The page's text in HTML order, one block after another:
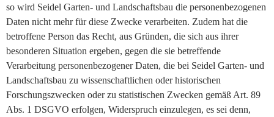
so wird Seidel Garten- und Landschaftsbau die personenbezogenen
Daten nicht mehr für diese Zwecke verarbeiten. Zudem hat die
betroffene Person das Recht, aus Gründen, die sich aus ihrer
besonderen Situation ergeben, gegen die sie betreffende
Verarbeitung personenbezogener Daten, die bei Seidel Garten- und
Landschaftsbau zu wissenschaftlichen oder historischen
Forschungszwecken oder zu statistischen Zwecken gemäß Art. 89
Abs. 1 DSGVO erfolgen, Widerspruch einzulegen, es sei denn,